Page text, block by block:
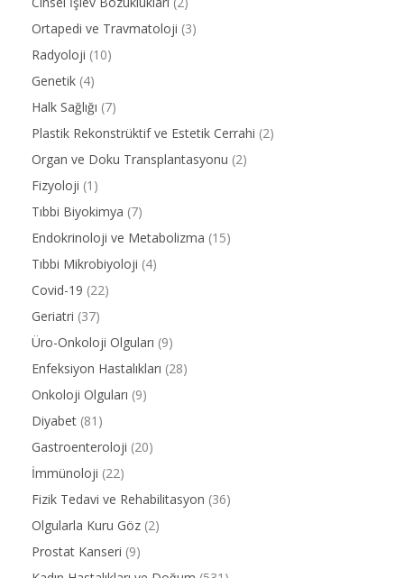
Ortapedi ve Travmatoloji (3)
Radyoloji (10)
Genetik (4)
Halk Sağlığı (7)
Plastik Rekonstrüktif ve Estetik Cerrahi (2)
Organ ve Doku Transplantasyonu (2)
Fizyoloji (1)
Tıbbi Biyokimya (7)
Endokrinoloji ve Metabolizma (15)
Tıbbi Mikrobiyoloji (4)
Covid-19 (22)
Geriatri (37)
Üro-Onkoloji Olguları (9)
Enfeksiyon Hastalıkları (28)
Onkoloji Olguları (9)
Diyabet (81)
Gastroenteroloji (20)
İmmünoloji (22)
Fizik Tedavi ve Rehabilitasyon (36)
Olgularla Kuru Göz (2)
Prostat Kanseri (9)